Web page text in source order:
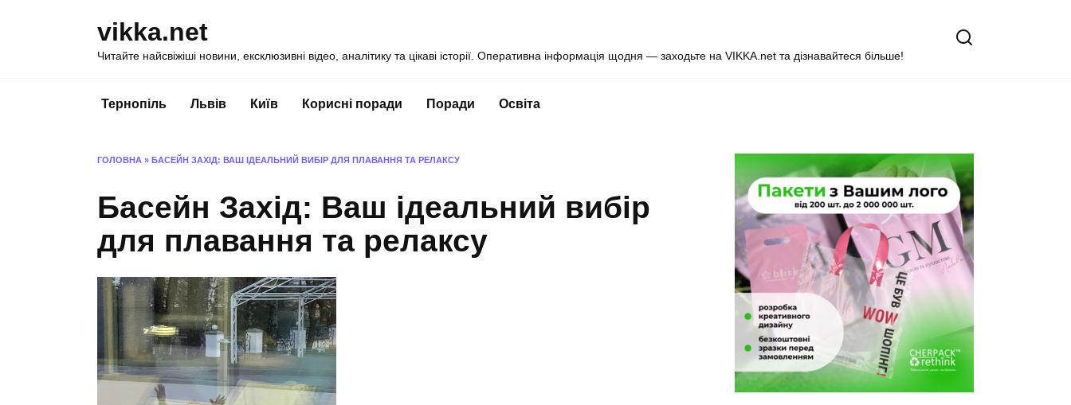
vikka.net
Читайте найсвіжіші новини, ексклюзивні відео, аналітику та цікаві історії. Оперативна інформація щодня — заходьте на VIKKA.net та дізнавайтеся більше!
Тернопіль Львів Київ Корисні поради Поради Освіта
ГОЛОВНА » БАСЕЙН ЗАХІД: ВАШ ІДЕАЛЬНИЙ ВИБІР ДЛЯ ПЛАВАННЯ ТА РЕЛАКСУ
Басейн Захід: Ваш ідеальний вибір
для плавання та релаксу